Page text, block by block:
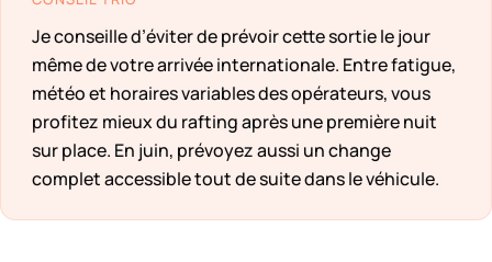
Je conseille d’éviter de prévoir cette sortie le jour
même de votre arrivée internationale. Entre fatigue,
météo et horaires variables des opérateurs, vous
profitez mieux du rafting après une première nuit
sur place. En juin, prévoyez aussi un change
complet accessible tout de suite dans le véhicule.